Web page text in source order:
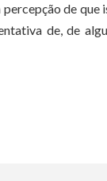
percepção de que
de, de